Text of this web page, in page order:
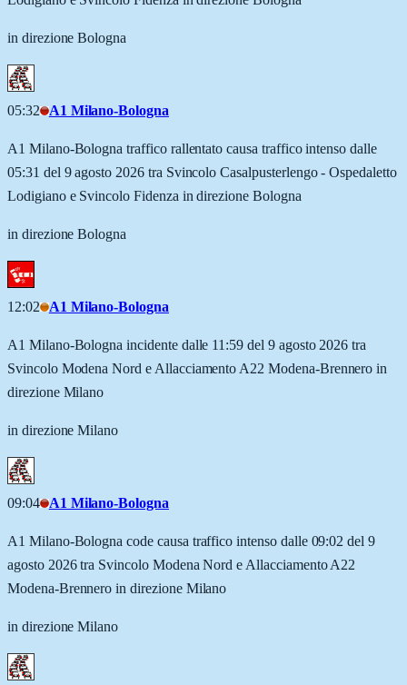
in direzione Bologna
05:32 A1 Milano-Bologna
A1 Milano-Bologna traffico rallentato causa traffico intenso dalle
05:31 del 9 agosto 2026 tra Svincolo Casalpusterlengo - Ospedaletto
Lodigiano e Svincolo Fidenza in direzione Bologna
in direzione Bologna
12:02 A1 Milano-Bologna
A1 Milano-Bologna incidente dalle 11:59 del 9 agosto 2026 tra
Svincolo Modena Nord e Allacciamento A22 Modena-Brennero in
direzione Milano
in direzione Milano
09:04 A1 Milano-Bologna
A1 Milano-Bologna code causa traffico intenso dalle 09:02 del 9
agosto 2026 tra Svincolo Modena Nord e Allacciamento A22
Modena-Brennero in direzione Milano
in direzione Milano